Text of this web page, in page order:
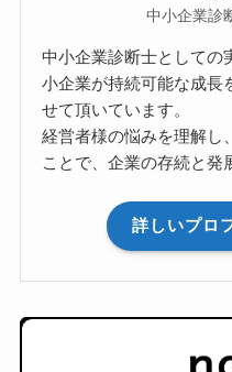
中小企業
中小企業診断士としての
小企業が持続可能な成長
せて頂いています。
経営者様の悩みを理解し
ことで、企業の存続と発
詳しいプロ